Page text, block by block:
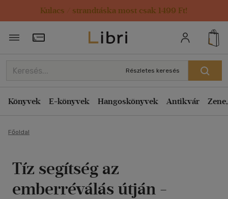
Kulacs / strandtáska most csak 1499 Ft!
Törzsvásárlói Kártya adatai
Részletes keresés
Könyvek E-könyvek Hangoskönyvek Antikvár
Főoldal
Tíz segítség az
emberréválás útján -